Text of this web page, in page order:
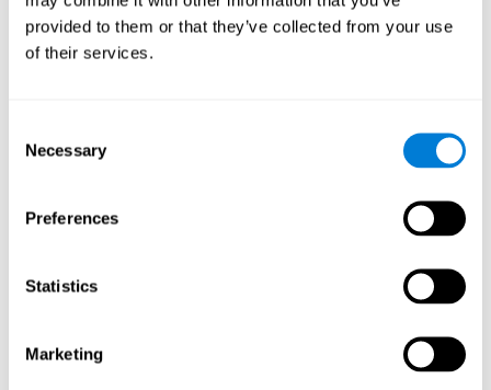
provided to them or that they’ve collected from your use
of their services.
Selection
Necessary
Preferences
Statistics
Marketing
empleamos la planificación para establecer recorridos más
optimizados en coche, por ejemplo.
la colisión sin nuestra ayuda. En este caso, deberíamos
cortar o inhibir la conducta de poner la piedra, ya que ha
puede ser estimulada con este juego mental. Una mayor
capacidad inhibitoria puede ayudarnos a frenar a tiempo si
Memoria visual a corto plazo:
Podemos recordar la posición
de una bola mientras atendemos a las demás. Esto facilitará
que las otras bolas no corren peligro. Usamos nuestra
memoria visual a corto plazo para retener esta información.